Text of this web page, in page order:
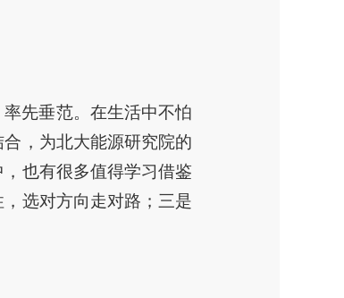
先垂范。在生活中不怕
，为北大能源研究院的
也有很多值得学习借鉴
选对方向走对路；三是